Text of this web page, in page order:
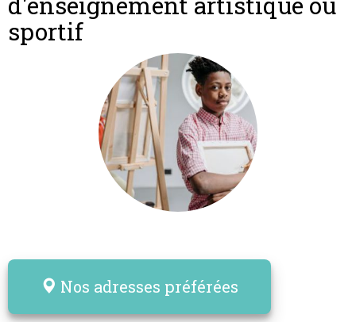
sportif
Nos adresses préférées